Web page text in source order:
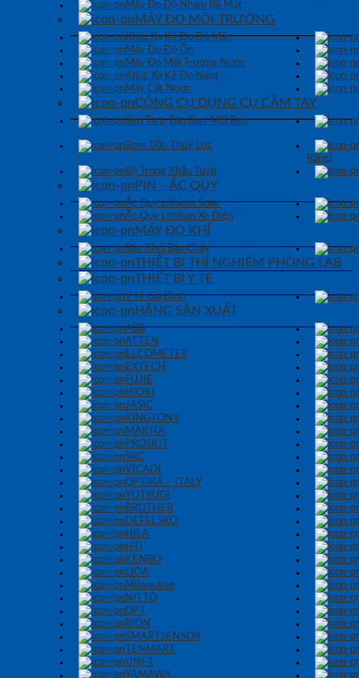
Máy Đo Độ Nhám Bề Mặt
MÁY ĐO MÔI TRƯỜNG
Khúc Xạ Kế Đo Độ Mặn
Máy Đo Độ Ồn
Máy Đo Môi Trường Nước
Khúc Xạ Kế Đo Ngọt
Máy Cất Nước
CÔNG CỤ DỤNG CỤ CẦM TAY
Ren Taro-Bàn Ren-Mũi Ren
Bơm Dầu Thuỷ Lực
Răng)
Bộ Tròng Khẩu Tuýp
PIN – ẮC QUY
Ắc Quy Lithium Solar
Ắc Quy Lithium Xe Điện
MÁY ĐO KHÍ
Báo Khói Báo Cháy
THIẾT BỊ THÍ NGHIỆM PHÒNG LAB
THIẾT BỊ Y TẾ
Y Tế Gia Đình
HÃNG SẢN XUẤT
ABB
ATTEN
ELCOMETER
EXTECH
FUJIE
HIOKI
JASIC
KINGTONY
MAKITA
PROSKIT
SKC
VICADI
OPTIKA – ITALY
YOTSUGI
BROTHER
DEFELSKO
HILA
HTI
KENBO
LIOA
Milwaukee
NITTO
OPT
RION
SMARTSENSOR
TENMART
UNI-T
YAMAWA